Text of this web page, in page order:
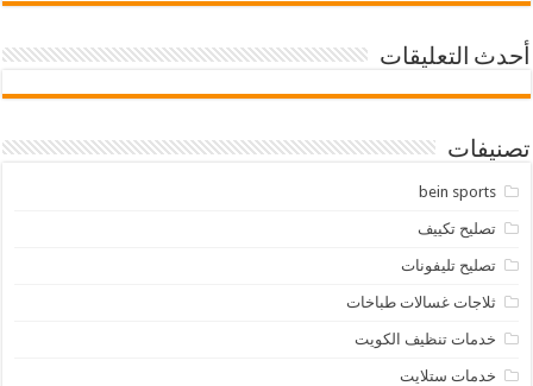
أحدث التعليقات
تصنيفات
bein sports
تصليح تكييف
تصليح تليفونات
ثلاجات غسالات طباخات
خدمات تنظيف الكويت
خدمات ستلايت